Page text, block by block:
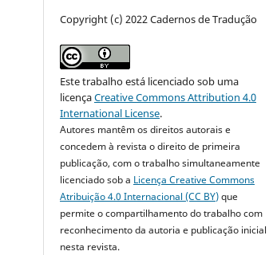
Copyright (c) 2022 Cadernos de Tradução
Este trabalho está licenciado sob uma
licençaCreative Commons Attribution 4.0
International License.
Autores mantêm os direitos autorais e
concedem à revista o direito de primeira
publicação, com o trabalho simultaneamente
licenciado sob a Licença Creative Commons
Atribuição 4.0 Internacional (CC BY)que
permite o compartilhamento do trabalho com
reconhecimento da autoria e publicação inicial
nesta revista.